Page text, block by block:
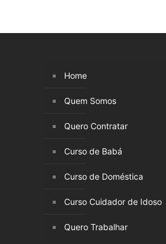
Home
Quem Somos
Quero Contratar
Curso de Babá
Curso de Doméstica
Curso Cuidador de Idoso
Quero Trabalhar